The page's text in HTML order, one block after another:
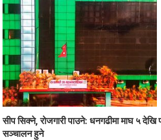
सीप सिक्ने, रोजगारी पाउने: धनगढीमा माघ ५
सञ्चालन हुने